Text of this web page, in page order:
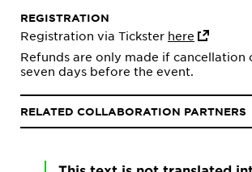
REGISTRATION
Registration via Tickster here
Refunds are only made if cancellation
seven days before the event.
RELATED COLLABORATION PARTNERS